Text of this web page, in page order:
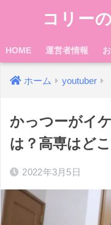
コリー
HOME 運営者情報
ホーム youtuber
かっつーがイ
は？高専はど
2022年3月5日